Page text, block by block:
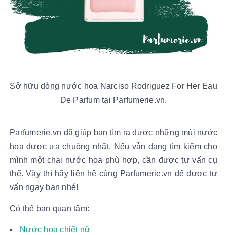
Sở hữu dòng nước hoa Narciso Rodriguez For Her Eau
De Parfum tại Parfumerie.vn.
Parfumerie.vn đã giúp bạn tìm ra được những mùi nước
hoa được ưa chuộng nhất. Nếu vẫn đang tìm kiếm cho
mình một chai nước hoa phù hợp, cần được tư vấn cụ
thể. Vậy thì hãy liên hệ cùng Parfumerie.vn để được tư
vấn ngay bạn nhé!
Có thể bạn quan tâm:
Nước hoa chiết nữ